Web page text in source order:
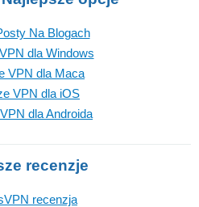
Na Blogach
dla Windows
VPN dla Maca
VPN dla iOS
dla Androida
recenzje
recenzja